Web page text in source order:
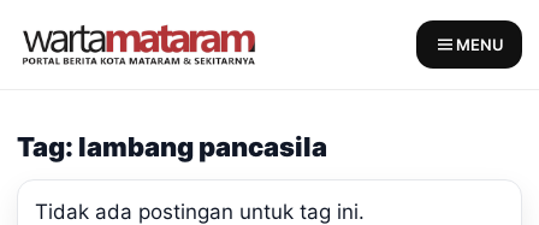
MENU
Tag: lambang pancasila
Tidak ada postingan untuk tag ini.